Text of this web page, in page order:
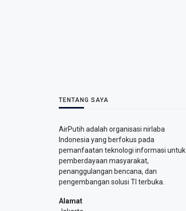
TENTANG SAYA
AirPutih adalah organisasi nirlaba
Indonesia yang berfokus pada
pemanfaatan teknologi informasi untuk
pemberdayaan masyarakat,
penanggulangan bencana, dan
pengembangan solusi TI terbuka.
Alamat